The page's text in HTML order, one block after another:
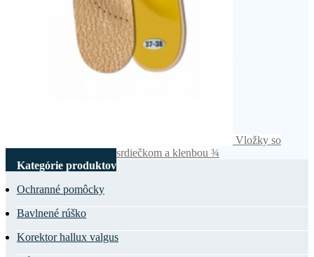
Vložky so
Vložky so srdiečkom a klenbou ¾
Kategórie produktov
Ochranné pomôcky
Bavlnené rúško
Korektor hallux valgus